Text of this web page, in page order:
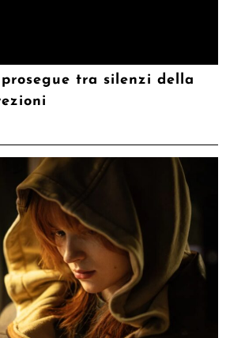
tra silenzi della